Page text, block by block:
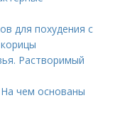
для похудения с
Растворимый
чем основаны